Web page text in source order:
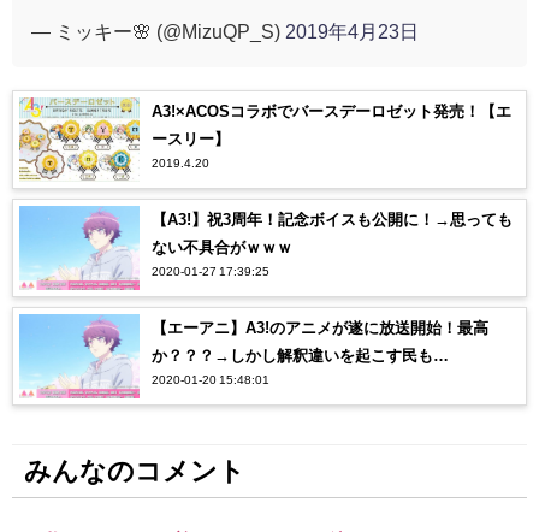
— ミッキー🌸 (@MizuQP_S) 2019年4月23日
A3!×ACOSコラボでバースデーロゼット発売！【エ
ースリー】
2019.4.20
【A3!】祝3周年！記念ボイスも公開に！→思っても
ない不具合がｗｗｗ
2020-01-27 17:39:25
【エーアニ】A3!のアニメが遂に放送開始！最高
か？？？→しかし解釈違いを起こす民も…
2020-01-20 15:48:01
みんなのコメント